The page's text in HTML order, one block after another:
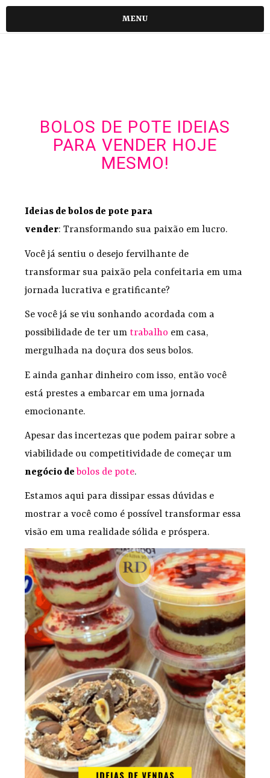
MENU
BOLOS DE POTE IDEIAS
PARA VENDER HOJE
MESMO!
Ideias de bolos de pote para
vender: Transformando sua paixão em lucro.
Você já sentiu o desejo fervilhante de
transformar sua paixão pela confeitaria em uma
jornada lucrativa e gratificante?
Se você já se viu sonhando acordada com a
possibilidade de ter um trabalho em casa,
mergulhada na doçura dos seus bolos.
E ainda ganhar dinheiro com isso, então você
está prestes a embarcar em uma jornada
emocionante.
Apesar das incertezas que podem pairar sobre a
viabilidade ou competitividade de começar um
negócio debolos de pote.
Estamos aqui para dissipar essas dúvidas e
mostrar a você como é possível transformar essa
visão em uma realidade sólida e próspera.